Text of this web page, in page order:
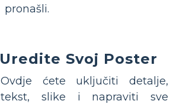
pronašli.
Uredite Svoj Poster
Ovdje ćete uključiti detalje,
tekst, slike i napraviti sve